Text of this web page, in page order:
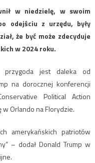
w niedzielę, w swoim
odejściu z urzędu, były
że być może zdecyduje
w 2024 roku.
przygoda jest daleka od
na dorocznej konferencji
Political Action
Orlando na Florydzie.
amerykańskich patriotów
– dodał Donald Trump w